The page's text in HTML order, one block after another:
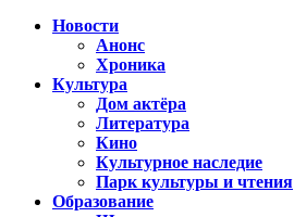
Новости
Анонс
Хроника
Культура
Дом актёра
Литература
Кино
Культурное наследие
Парк культуры и чтения
Образование